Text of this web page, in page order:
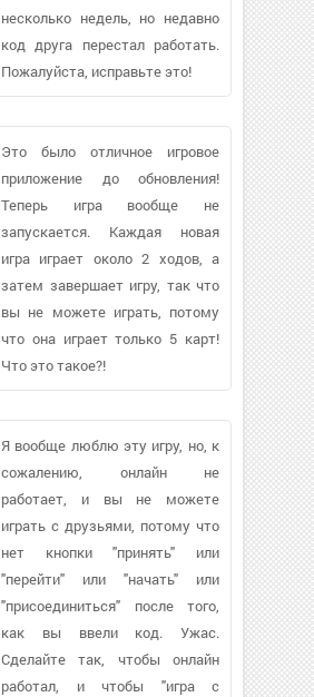
несколько недель, но недавно
код друга перестал работать.
Пожалуйста, исправьте это!
Это было отличное игровое
приложение до обновления!
Теперь игра вообще не
запускается. Каждая новая
игра играет около 2 ходов, а
затем завершает игру, так что
вы не можете играть, потому
что она играет только 5 карт!
Что это такое?!
Я вообще люблю эту игру, но, к
сожалению, онлайн не
работает, и вы не можете
играть с друзьями, потому что
нет кнопки "принять" или
"перейти" или "начать" или
"присоединиться" после того,
как вы ввели код. Ужас.
Сделайте так, чтобы онлайн
работал, и чтобы "игра с